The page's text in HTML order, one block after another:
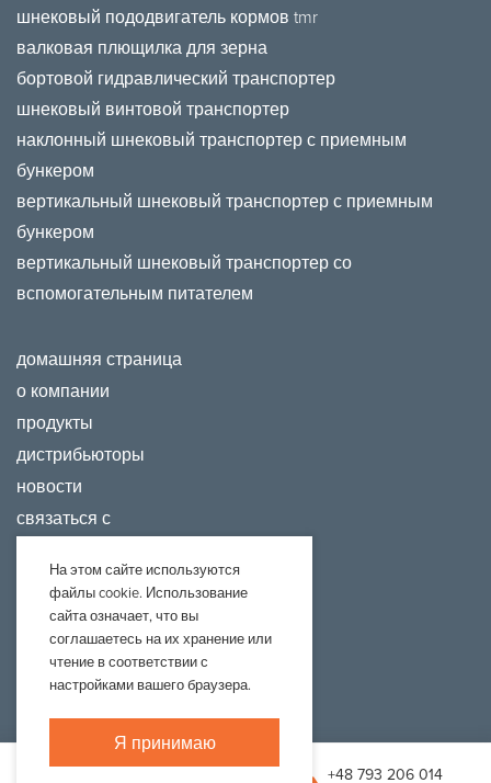
biuro@adraf.pl +48 793 206 014
домашняя страница
о компании
продукты
дистрибьюторы
новости
связаться с
шнековый пододвигатель кормов tmr
валковая плющилка для зерна
бортовой гидравлический транспортер
шнековый винтовой транспортер
наклонный шнековый транспортер с приемным
бункером
вертикальный шнековый транспортер с приемным
бункером
вертикальный шнековый транспортер со
вспомогательным питателем
Projekt i realizacja:Webtom.pl© 2020 / strony www Piła
На этом сайте используются
файлы cookie. Использование
сайта означает, что вы
соглашаетесь на их хранение или
чтение в соответствии с
настройками вашего браузера.
Я принимаю